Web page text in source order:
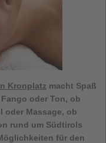
Kronplatz macht Spaß
oder Ton, ob
oder Massage, ob
rund um Südtirols
für den